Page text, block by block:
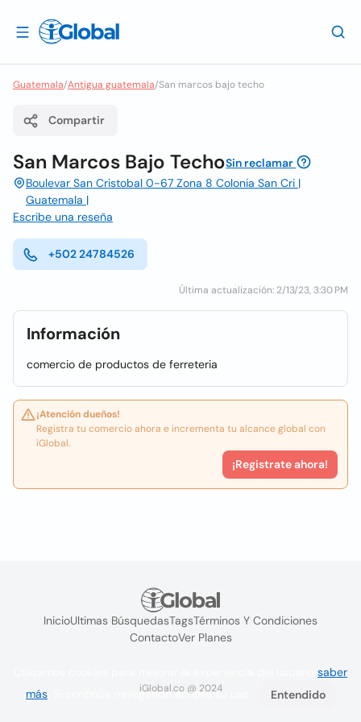
Guatemala/Antigua guatemala/San marcos bajo techo
Compartir
San Marcos Bajo TechoSin reclamar
Boulevar San Cristobal 0-67 Zona 8 Colonia San Cri |
Guatemala |
Escribe una reseña
+502 24784526
Última actualización: 2/13/23, 3:30 PM
Información
comercio de productos de ferreteria
¡Atención dueños!
Registra tu comercio ahora e incrementa tu alcance global con
iGlobal.
¡Registrate ahora!
InicioUltimas BúsquedasTagsTérminos Y Condiciones
ContactoVer Planes
iGlobal.co @ 2024
saber
más . Si continúa navegando acepta su uso. Entendido